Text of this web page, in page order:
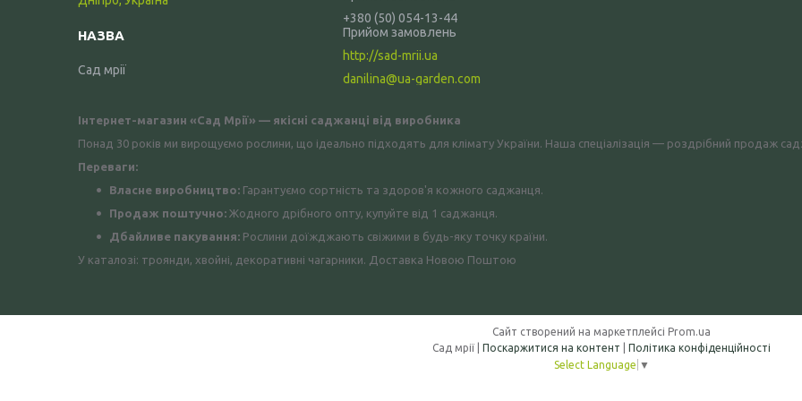
Сад мрії
+380 (50) 054-13-44
Прийом замовлень
http://sad-mrii.ua
danilina@ua-garden.com
Інтернет-магазин «Сад Мрії» — якісні саджанці від виробника
Понад 30 років ми вирощуємо рослини, що ідеально підходять для клімату України. Наша спеціалізація — роздрібний продаж
Переваги:
Власне виробництво: Гарантуємо сортність та здоров'я кожного саджанця.
Продаж поштучно: Жодного дрібного опту, купуйте від 1 саджанця.
Дбайливе пакування: Рослини доїжджають свіжими в будь-яку точку країни.
У каталозі: троянди, хвойні, декоративні чагарники. Доставка Новою Поштою
Сайт створений на маркетплейсі Prom.ua
Поскаржитися на контент
Політика конфіденційності
Select Language ▼